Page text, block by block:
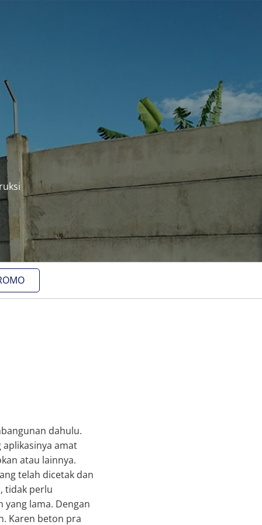
dahulu.
amat
atau lainnya.
telah dicetak dan
tidak perlu
lama. Dengan
Karen beton pra